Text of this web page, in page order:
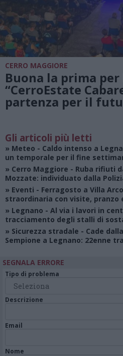
CERRO MAGGIORE
Buona la prima per
“CerroEstate
partenza per il
Gli articoli più letti
» Meteo - Caldo intenso a
un temporale per il fine
» Cerro Maggiore - Ruba rifiuti
Mozzate: individuato dalla
» Eventi - Ferragosto a Villa
straordinaria con visite, pranzo
» Legnano - Al via i lavori in
tracciamento degli stalli di
» Sicurezza stradale - Cade
Sempione a Legnano: 22enne
SEGNALA ERRORE
Tipo di problema
Descrizione
Email
Nome